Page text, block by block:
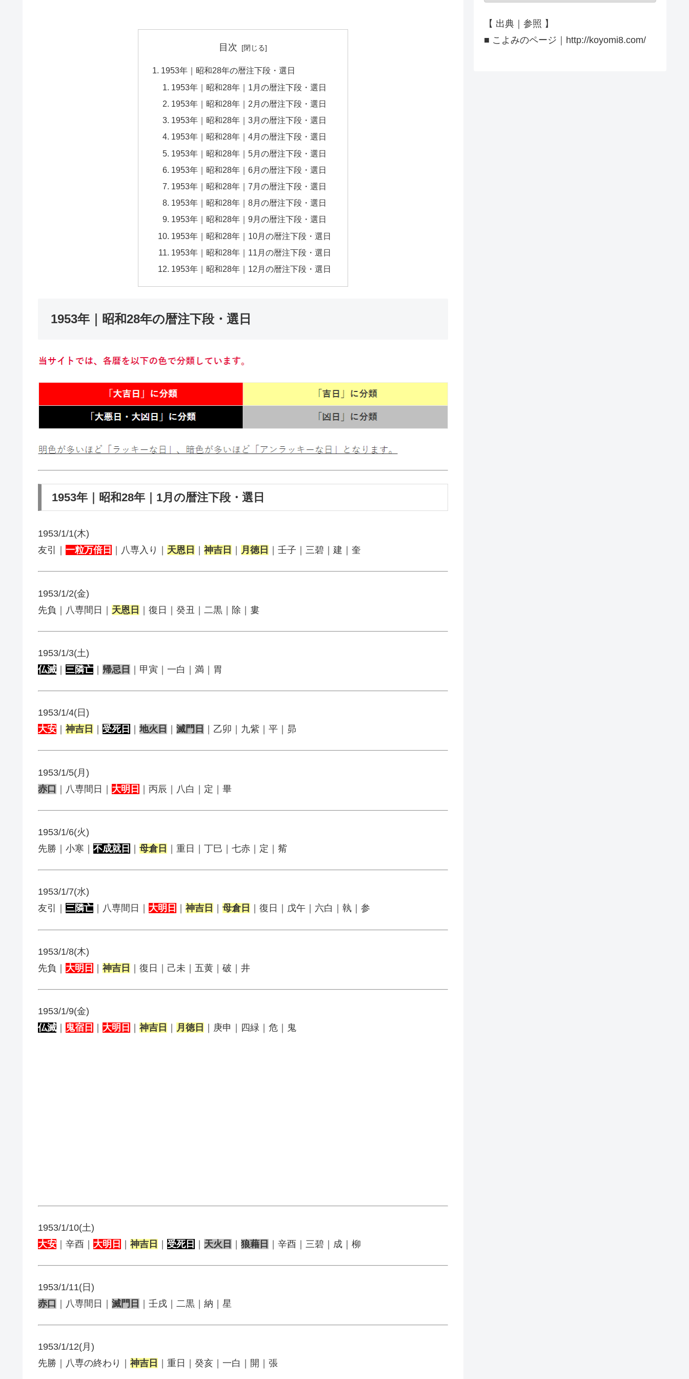
目次
1953年｜昭和28年の暦注下段・選日
1953年｜昭和28年｜1月の暦注下段・選日
1953年｜昭和28年｜2月の暦注下段・選日
1953年｜昭和28年｜3月の暦注下段・選日
1953年｜昭和28年｜4月の暦注下段・選日
1953年｜昭和28年｜5月の暦注下段・選日
1953年｜昭和28年｜6月の暦注下段・選日
1953年｜昭和28年｜7月の暦注下段・選日
1953年｜昭和28年｜8月の暦注下段・選日
1953年｜昭和28年｜9月の暦注下段・選日
1953年｜昭和28年｜10月の暦注下段・選日
1953年｜昭和28年｜11月の暦注下段・選日
1953年｜昭和28年｜12月の暦注下段・選日
1953年｜昭和28年の暦注下段・選日
1953年｜昭和28年｜1月の暦注下段・選日
1953/1/1(木)
友引｜ 一粒万倍日 ｜八専入り｜ 天恩日 神吉日 月徳日 ｜壬子｜三碧｜建｜奎
1953/1/2(金)
先負｜八専間日｜ 天恩日 ｜復日｜癸丑｜二黒｜除｜婁
1953/1/3(土)
仏滅 ｜ 三隣亡 ｜ 帰忌日 ｜甲寅｜一白｜満｜胃
1953/1/4(日)
大安
神吉日 受死日 ｜地火日 滅門日 ｜乙卯｜九紫｜平｜昴
1953/1/5(月)
赤口 ｜八専間日｜ 大明日 ｜丙辰｜八白｜定｜畢
1953/1/6(火)
先勝｜小寒｜ 不成就日 母倉日 ｜重日｜丁巳｜七赤｜定｜觜
1953/1/7(水)
友引｜ 三隣亡 ｜八専間日｜ 大明日 神吉日 母倉日 ｜復日｜戊午｜六白｜執｜参
1953/1/8(木)
先負｜ 大明日 ｜ 神吉日 ｜復日｜己未｜五黄｜破｜井
1953/1/9(金)
仏滅
鬼宿日 大明日 神吉日 月徳日 ｜庚申｜四緑｜危｜鬼
1953/1/10(土)
大安 ｜辛酉｜ 大明日 ｜ 神吉日 ｜ 受死日 ｜ 天火日 ｜ 狼藉日 ｜辛酉｜三碧｜成｜柳
1953/1/11(日)
赤口
｜八専間日｜ 滅門日 ｜壬戌｜二黒｜納｜星
1953/1/12(月)
先勝｜八専の終わり｜ 神吉日 ｜重日｜癸亥｜一白｜開｜張
【 出典｜参照 】
■ こよみのページ｜http://koyomi8.com/